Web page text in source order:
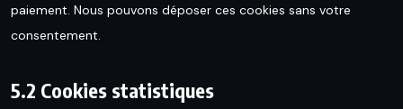
paiement. Nous pouvons déposer ces cookies sans votre
consentement.
5.2 Cookies statistiques